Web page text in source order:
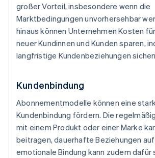
großer Vorteil, insbesondere wenn die
Marktbedingungen unvorhersehbar
hinaus können Unternehmen Kosten
neuer Kundinnen und Kunden sparen,
langfristige Kundenbeziehungen
Kundenbindung
Abonnementmodelle können eine
Kundenbindung fördern. Die
mit einem Produkt oder einer Marke
beitragen, dauerhafte Beziehungen
emotionale Bindung kann zudem dafür